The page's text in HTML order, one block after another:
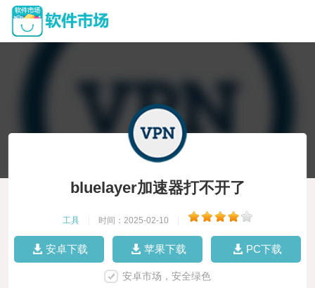
bluelayer加速器打不开了
工具 时间：2025-02-10
安卓下载 苹果下载 PC下载
安卓市场，安全绿色